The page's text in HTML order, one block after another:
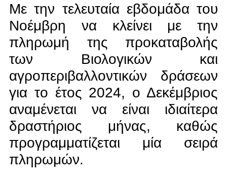
Με την τελευταία εβδομάδα του
Νοέμβρη να κλείνει με την
πληρωμή της προκαταβολής
των Βιολογικών και
αγροπεριβαλλοντικών δράσεων
για το έτος 2024, ο Δεκέμβριος
αναμένεται να είναι ιδιαίτερα
δραστήριος μήνας, καθώς
προγραμματίζεται μία σειρά
πληρωμών.